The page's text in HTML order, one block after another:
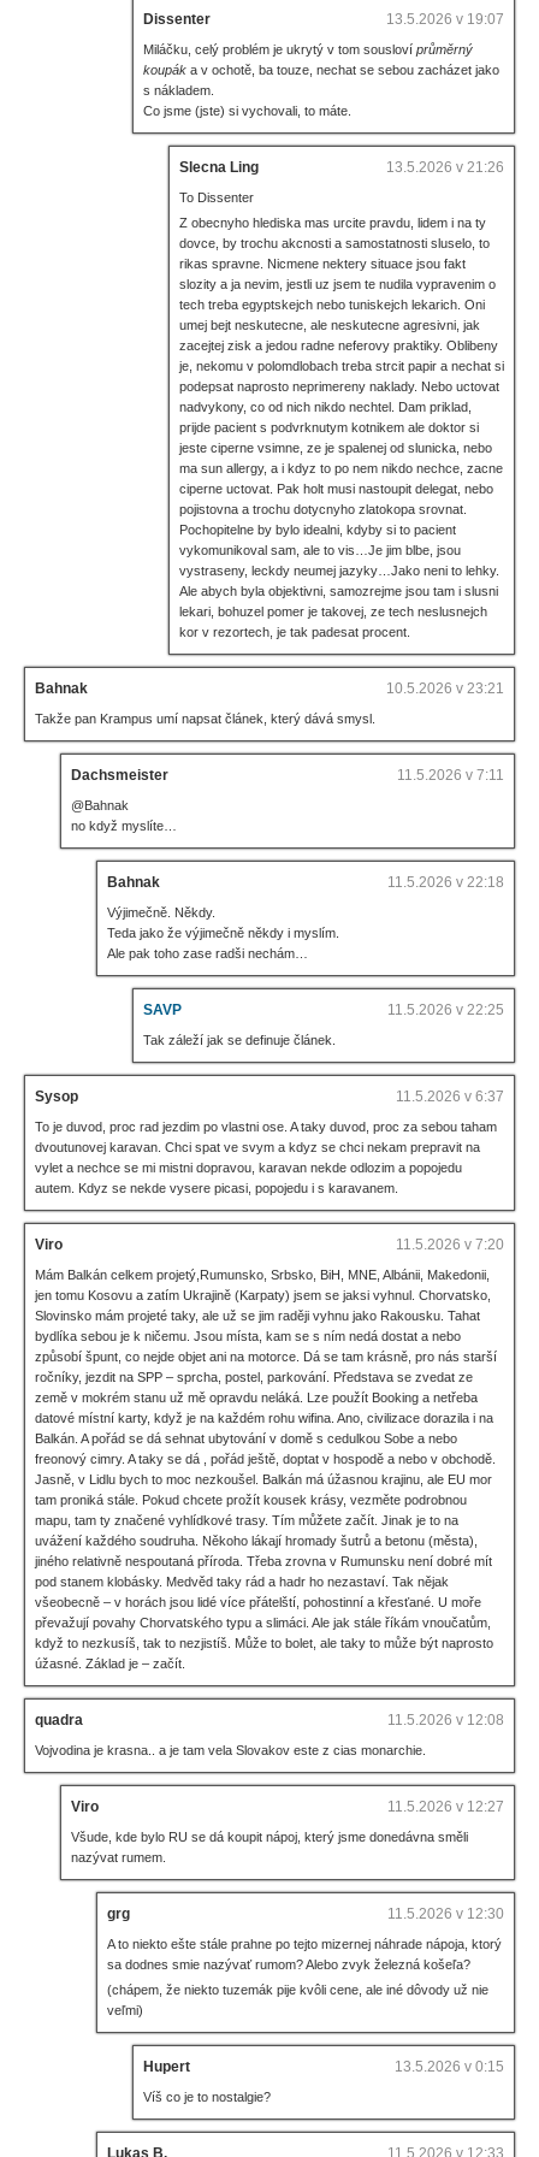
Dissenter 13.5.2026 v 19:07
Miláčku, celý problém je ukrytý v tom sousloví průměrný
koupák a v ochotě, ba touze, nechat se sebou zacházet jako
s nákladem.
Co jsme (jste) si vychovali, to máte.
Slecna Ling 13.5.2026 v 21:26
To Dissenter
Z obecnyho hlediska mas urcite pravdu, lidem i na ty
dovce, by trochu akcnosti a samostatnosti sluselo, to
rikas spravne. Nicmene nektery situace jsou fakt
slozity a ja nevim, jestli uz jsem te nudila vypravenim o
tech treba egyptskejch nebo tuniskejch lekarich. Oni
umej bejt neskutecne, ale neskutecne agresivni, jak
zacejtej zisk a jedou radne neferovy praktiky. Oblibeny
je, nekomu v polomdlobach treba strcit papir a nechat si
podepsat naprosto neprimereny naklady. Nebo uctovat
nadvykony, co od nich nikdo nechtel. Dam priklad,
prijde pacient s podvrknutym kotnikem ale doktor si
jeste ciperne vsimne, ze je spalenej od slunicka, nebo
ma sun allergy, a i kdyz to po nem nikdo nechce, zacne
ciperne uctovat. Pak holt musi nastoupit delegat, nebo
pojistovna a trochu dotycnyho zlatokopa srovnat.
Pochopitelne by bylo idealni, kdyby si to pacient
vykomunikoval sam, ale to vis…Je jim blbe, jsou
vystraseny, leckdy neumej jazyky…Jako neni to lehky.
Ale abych byla objektivni, samozrejme jsou tam i slusni
lekari, bohuzel pomer je takovej, ze tech neslusnejch
kor v rezortech, je tak padesat procent.
Bahnak 10.5.2026 v 23:21
Takže pan Krampus umí napsat článek, který dává smysl.
Dachsmeister 11.5.2026 v 7:11
@Bahnak
no když myslíte…
Bahnak 11.5.2026 v 22:18
Výjimečně. Někdy.
Teda jako že výjimečně někdy i myslím.
Ale pak toho zase radši nechám…
SAVP 11.5.2026 v 22:25
Tak záleží jak se definuje článek.
Sysop 11.5.2026 v 6:37
To je duvod, proc rad jezdim po vlastni ose. A taky duvod, proc za sebou taham
dvoutunovej karavan. Chci spat ve svym a kdyz se chci nekam prepravit na
vylet a nechce se mi mistni dopravou, karavan nekde odlozim a popojedu
autem. Kdyz se nekde vysere picasi, popojedu i s karavanem.
Viro 11.5.2026 v 7:20
Mám Balkán celkem projetý,Rumunsko, Srbsko, BiH, MNE, Albánii, Makedonii,
jen tomu Kosovu a zatím Ukrajině (Karpaty) jsem se jaksi vyhnul. Chorvatsko,
Slovinsko mám projeté taky, ale už se jim raději vyhnu jako Rakousku. Tahat
bydlíka sebou je k ničemu. Jsou místa, kam se s ním nedá dostat a nebo
způsobí špunt, co nejde objet ani na motorce. Dá se tam krásně, pro nás starší
ročníky, jezdit na SPP – sprcha, postel, parkování. Představa se zvedat ze
země v mokrém stanu už mě opravdu neláká. Lze použít Booking a netřeba
datové místní karty, když je na každém rohu wifina. Ano, civilizace dorazila i na
Balkán. A pořád se dá sehnat ubytování v domě s cedulkou Sobe a nebo
freonový cimry. A taky se dá , pořád ještě, doptat v hospodě a nebo v obchodě.
Jasně, v Lidlu bych to moc nezkoušel. Balkán má úžasnou krajinu, ale EU mor
tam proniká stále. Pokud chcete prožít kousek krásy, vezměte podrobnou
mapu, tam ty značené vyhlídkové trasy. Tím můžete začít. Jinak je to na
uvážení každého soudruha. Někoho lákají hromady šutrů a betonu (města),
jiného relativně nespoutaná příroda. Třeba zrovna v Rumunsku není dobré mít
pod stanem klobásky. Medvěd taky rád a hadr ho nezastaví. Tak nějak
všeobecně – v horách jsou lidé více přátelští, pohostinní a křesťané. U moře
převažují povahy Chorvatského typu a slimáci. Ale jak stále říkám vnoučatům,
když to nezkusíš, tak to nezjistíš. Může to bolet, ale taky to může být naprosto
úžasné. Základ je – začít.
quadra 11.5.2026 v 12:08
Vojvodina je krasna.. a je tam vela Slovakov este z cias monarchie.
Viro 11.5.2026 v 12:27
Všude, kde bylo RU se dá koupit nápoj, který jsme donedávna směli
nazývat rumem.
grg 11.5.2026 v 12:30
A to niekto ešte stále prahne po tejto mizernej náhrade nápoja, ktorý
sa dodnes smie nazývať rumom? Alebo zvyk železná košeľa?
(chápem, že niekto tuzemák pije kvôli cene, ale iné dôvody už nie
veľmi)
Hupert 13.5.2026 v 0:15
Víš co je to nostalgie?
Lukas B. 11.5.2026 v 12:33